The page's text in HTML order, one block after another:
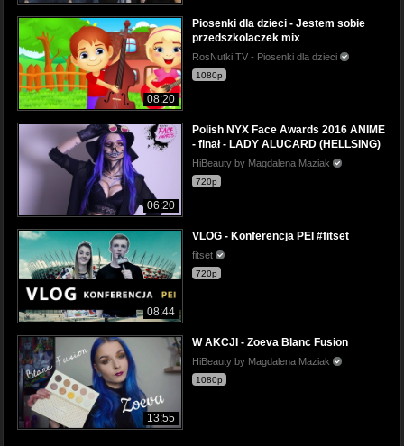
08:20
Piosenki dla dzieci - Jestem sobie
przedszkolaczek mix
RosNutki TV - Piosenki dla dzieci
1080p
06:20
Polish NYX Face Awards 2016 ANIME
- finał - LADY ALUCARD (HELLSING)
HiBeauty by Magdalena Maziak
720p
08:44
VLOG - Konferencja PEI #fitset
fitset
720p
13:55
W AKCJI - Zoeva Blanc Fusion
HiBeauty by Magdalena Maziak
1080p